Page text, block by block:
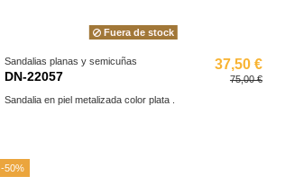
Fuera de stock
Sandalias planas y semicuñas
DN-22057
37,50 €
75,00 €
Sandalia en piel metalizada color plata .
-50%